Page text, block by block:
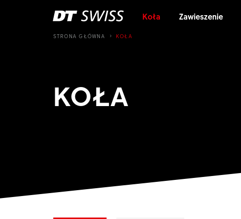
Koła Zawieszenie
STRONA GŁÓWNA KOŁA
KOŁA